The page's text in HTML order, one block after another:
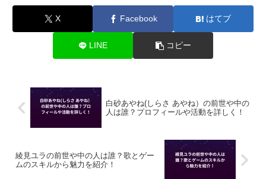
X Facebook はてブ
LINE コピー
白砂あやね(しらさ あやね）の前世や中の
人は誰？プロフィールや活動を詳しく！
綾見ユラの前世や中の人は誰？歌とゲー
ムのスキルから魅力を紹介！